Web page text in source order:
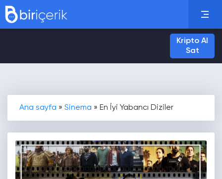
Kripto Al
Sat
Ana sayfa » Sinema » En İyi Yabancı Diziler